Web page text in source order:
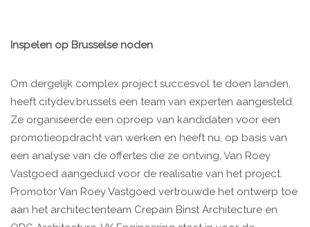
Inspelen op Brusselse noden
Om dergelijk complex project succesvol te doen landen,
heeft citydev.brussels een team van experten aangesteld.
Ze organiseerde een oproep van kandidaten voor een
promotieopdracht van werken en heeft nu, op basis van
een analyse van de offertes die ze ontving, Van Roey
Vastgoed aangeduid voor de realisatie van het project.
Promotor Van Roey Vastgoed vertrouwde het ontwerp toe
aan het architectenteam Crepain Binst Architecture en